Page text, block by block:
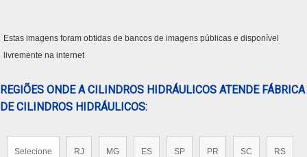
Estas imagens foram obtidas de bancos de imagens públicas e disponível
livremente na internet
REGIÕES ONDE A CILINDROS HIDRÁULICOS ATENDE FÁBRICA
DE CILINDROS HIDRÁULICOS:
Selecione RJ MG ES SP PR SC RS